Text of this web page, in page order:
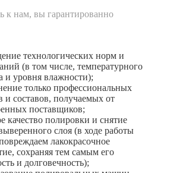
к нам, вы гарантированно
технологических норм и
(в том числе, температурного
и уровня влажности);
только профессиональных
и составов, получаемых от
поставщиков;
качество полировки и снятие
слоя (в ходе работы
лакокрасочное
сохраняя тем самым его
и долговечность);